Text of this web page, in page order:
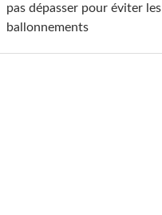
pas dépasser pour éviter les
ballonnements